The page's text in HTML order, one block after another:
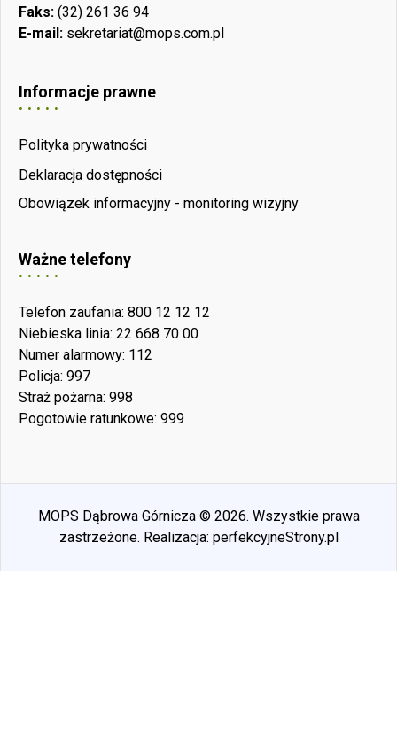
Faks: (32) 261 36 94
E-mail: sekretariat@mops.com.pl
Informacje prawne
Polityka prywatności
Deklaracja dostępności
Obowiązek informacyjny - monitoring wizyjny
Ważne telefony
Telefon zaufania: 800 12 12 12
Niebieska linia: 22 668 70 00
Numer alarmowy: 112
Policja: 997
Straż pożarna: 998
Pogotowie ratunkowe: 999
MOPS Dąbrowa Górnicza © 2026. Wszystkie prawa
zastrzeżone. Realizacja: perfekcyjneStrony.pl